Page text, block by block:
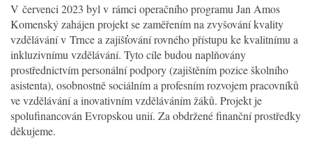
V červenci 2023 byl v rámci operačního programu Jan Amos
Komenský zahájen projekt se zaměřením na zvyšování kvality
vzdělávání v Trnce a zajišťování rovného přístupu ke kvalitnímu a
inkluzivnímu vzdělávání. Tyto cíle budou naplňovány
prostřednictvím personální podpory (zajištěním pozice školního
asistenta), osobnostně sociálním a profesním rozvojem pracovníků
ve vzdělávání a inovativním vzděláváním žáků. Projekt je
spolufinancován Evropskou unií. Za obdržené finanční prostředky
děkujeme.